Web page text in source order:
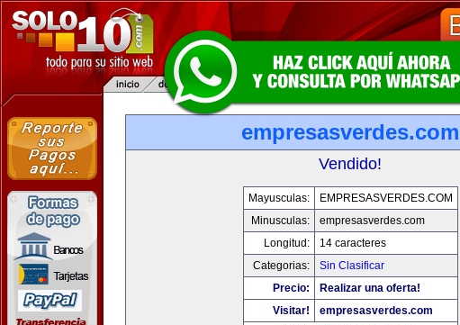
empresasverdes.com
Vendido!
Mayusculas:
EMPRESASVERDES.COM
Minusculas:
empresasverdes.com
Longitud:
14 caracteres
Categorias:
Sin Clasificar
Precio:
Realizar una oferta!
Visitar!
empresasverdes.com